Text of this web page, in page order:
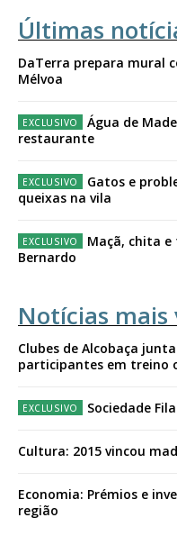
Últimas
DaTerra prepara mural
Mélvoa
Água de
restaurante
Gatos e
queixas na vila
Maçã, chita e
Bernardo
Notícias mais
Clubes de Alcobaça
participantes em treino
Sociedade
Cultura: 2015 vincou
Economia: Prémios e
região